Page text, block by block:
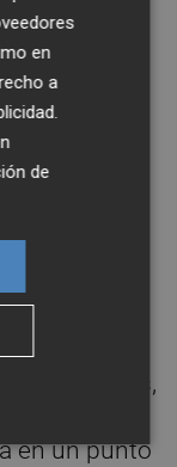
tienen
de la
por
de
la
y los
lo
Hércules a
jornadas
38 al
ser
conjuntos,
en un punto
en
a
de